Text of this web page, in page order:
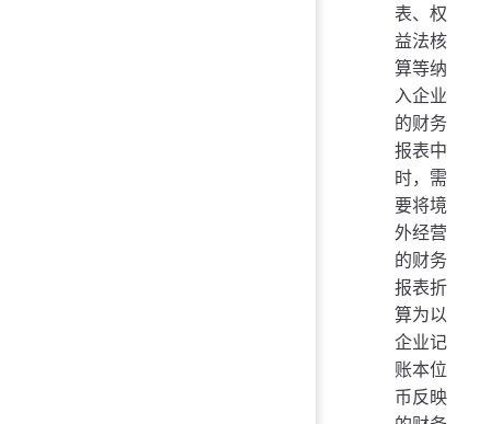
表、权
益法核
算等纳
入企业
的财务
报表中
时，需
要将境
外经营
的财务
报表折
算为以
企业记
账本位
币反映